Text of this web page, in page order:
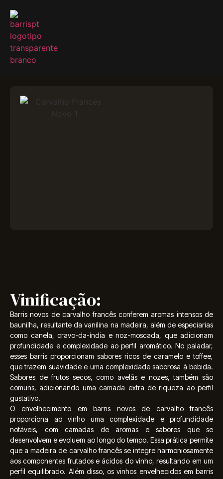
Vinificação:
Barris novos de carvalho francês conferem aromas intensos de
baunilha, resultante da vanilina na madeira, além de especiarias
como canela, cravo-da-índia e noz-moscada, que adicionam
profundidade e complexidade ao perfil aromático. No paladar,
esses barris proporcionam sabores ricos de caramelo e toffee,
que trazem suavidade e uma complexidade saborosa à bebida.
Sabores de frutos secos, como avelãs e nozes, também são
comuns, adicionando uma camada extra de riqueza ao perfil
gustativo.
O envelhecimento em barris novos de carvalho francês
proporciona ao vinho uma complexidade e profundidade
notáveis, com camadas de aromas e sabores que se
desenvolvem e evoluem ao longo do tempo. Essa prática permite
que a madeira de carvalho francês se integre harmoniosamente
aos componentes frutados e ácidos do vinho, resultando em um
perfil equilibrado. Além disso, os vinhos envelhecidos em barris